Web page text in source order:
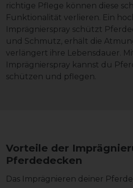
richtige Pflege können diese
Funktionalität verlieren. Ein
Imprägnierspray schützt
und Schmutz, erhält die
verlängert ihre Lebensdauer.
Imprägnierspray kannst du
schützen und pflegen.
Vorteile der
Pferdedecken
Das Imprägnieren deiner